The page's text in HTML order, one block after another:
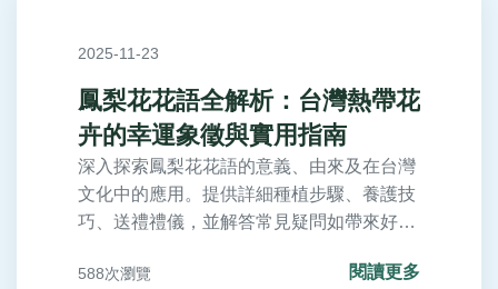
2025-11-23
鳳梨花花語全解析：台灣熱帶花
卉的幸運象徵與實用指南
深入探索鳳梨花花語的意義、由來及在台灣
文化中的應用。提供詳細種植步驟、養護技
巧、送禮禮儀，並解答常見疑問如帶來好運
握熱帶花卉的魅力，滿足所有好奇與需求。
588次瀏覽 閱讀更多